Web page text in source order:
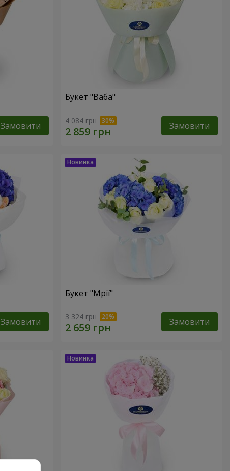
Замовити
Букет "Ваба"
4 084 грн Замовити
Замовити
Букет "Мрії"
3 324 грн Замовити